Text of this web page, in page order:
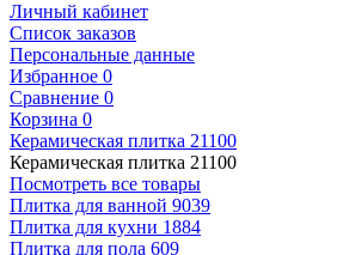
Личный кабинет
Список заказов
Персональные данные
Избранное 0
Сравнение 0
Корзина 0
Керамическая плитка 21100
Керамическая плитка 21100
Посмотреть все товары
Плитка для ванной 9039
Плитка для кухни 1884
Плитка для пола 609